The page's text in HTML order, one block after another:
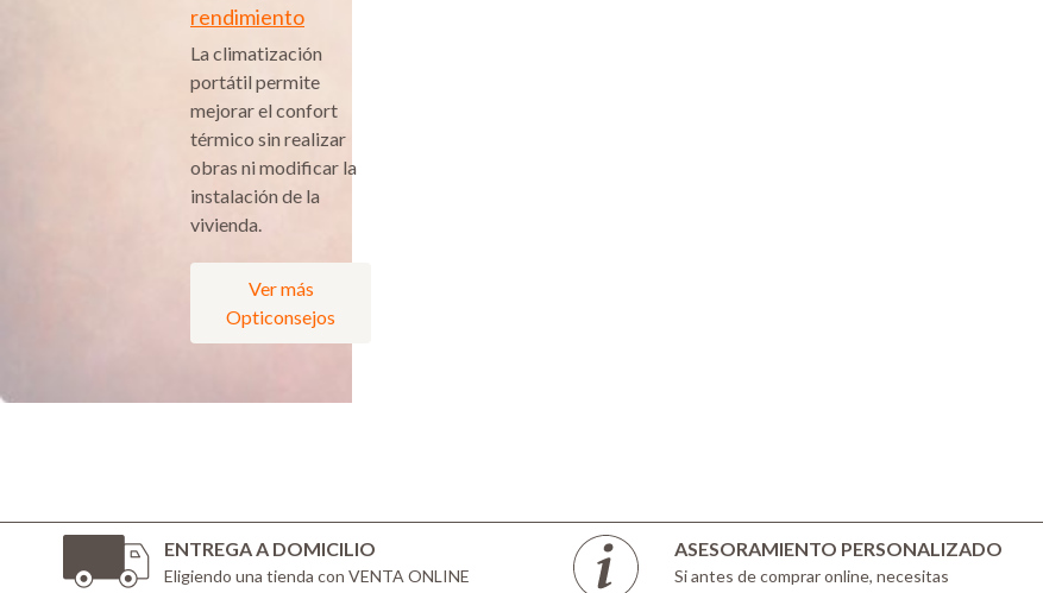
rendimiento
La climatización
portátil permite
mejorar el confort
térmico sin realizar
obras ni modificar la
instalación de la
vivienda.
Ver más
Opticonsejos
ENTREGA A DOMICILIO
Eligiendo una tienda con VENTA ONLINE
ASESORAMIENTO PERSONALIZADO
Si antes de comprar online, necesitas